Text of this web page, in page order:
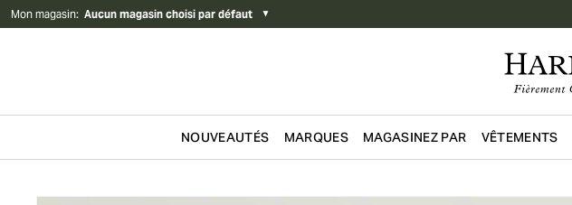
Mon magasin: Aucun magasin choisi par défaut ▼
NOUVEAUTÉS MARQUES MAGASINEZ PAR VÊTEMENTS